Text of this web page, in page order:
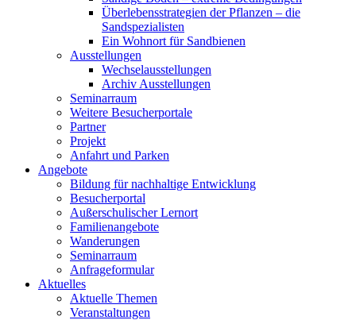
Überlebensstrategien der Pflanzen – die
Sandspezialisten
Ein Wohnort für Sandbienen
Ausstellungen
Wechselausstellungen
Archiv Ausstellungen
Seminarraum
Weitere Besucherportale
Partner
Projekt
Anfahrt und Parken
Angebote
Bildung für nachhaltige Entwicklung
Besucherportal
Außerschulischer Lernort
Familienangebote
Wanderungen
Seminarraum
Anfrageformular
Aktuelles
Aktuelle Themen
Veranstaltungen